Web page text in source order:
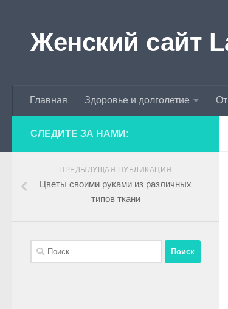
Женский сайт
Главная Здоровье и долголетие
СЛЕДИТЕ ЗА НАМИ:
ПРЕДЫДУЩАЯ ПУБЛИКАЦИЯ
Цветы своими руками из различных
типов ткани